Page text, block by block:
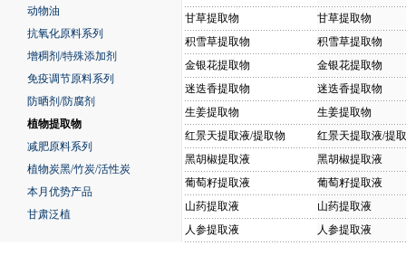
动物油
抗氧化原料系列
增稠剂/特殊添加剂
免疫调节原料系列
防晒剂/防腐剂
植物提取物
减肥原料系列
植物炭黑/竹炭/活性炭
本月优势产品
甘肃泛植
甘草提取物
甘草提取物
积雪草提取物
积雪草提取物
金银花提取物
金银花提取物
迷迭香提取物
迷迭香提取物
生姜提取物
生姜提取物
红景天提取液/提取物
红景天提取液/提
黑胡椒提取液
黑胡椒提取液
葡萄籽提取液
葡萄籽提取液
山药提取液
山药提取液
人参提取液
人参提取液